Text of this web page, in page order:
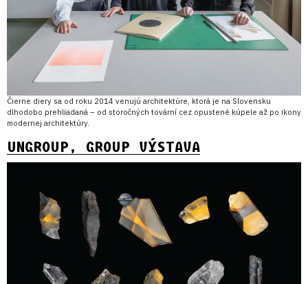
Čierne diery sa od roku 2014 venujú architektúre, ktorá je na Slovensku
dlhodobo prehliadaná – od storočných tovární cez opustené kúpele až po ikony
modernej architektúry.
UNGROUP, GROUP VÝSTAVA